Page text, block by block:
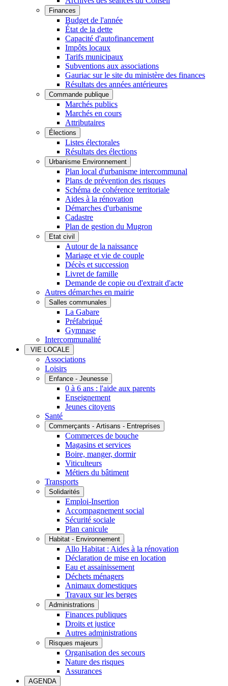
Finances
Budget de l'année
État de la dette
Capacité d'autofinancement
Impôts locaux
Tarifs municipaux
Subventions aux associations
Gauriac sur le site du ministère des finances
Résultats des années antérieures
Commande publique
Marchés publics
Marchés en cours
Attributaires
Élections
Listes électorales
Résultats des élections
Urbanisme Environnement
Plan local d'urbanisme intercommunal
Plans de prévention des risques
Schéma de cohérence territoriale
Aides à la rénovation
Démarches d'urbanisme
Cadastre
Plan de gestion du Mugron
Etat civil
Autour de la naissance
Mariage et vie de couple
Décès et succession
Livret de famille
Demande de copie ou d'extrait d'acte
Autres démarches en mairie
Salles communales
La Gabare
Préfabriqué
Gymnase
Intercommunalité
VIE LOCALE
Associations
Loisirs
Enfance - Jeunesse
0 à 6 ans : l'aide aux parents
Enseignement
Jeunes citoyens
Santé
Commerçants - Artisans - Entreprises
Commerces de bouche
Magasins et services
Boire, manger, dormir
Viticulteurs
Métiers du bâtiment
Transports
Solidarités
Emploi-Insertion
Accompagnement social
Sécurité sociale
Plan canicule
Habitat - Environnement
Allo Habitat : Aides à la rénovation
Déclaration de mise en location
Eau et assainissement
Déchets ménagers
Animaux domestiques
Travaux sur les berges
Administrations
Finances publiques
Droits et justice
Autres administrations
Risques majeurs
Organisation des secours
Nature des risques
Assurances
AGENDA